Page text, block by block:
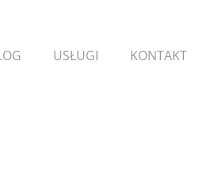
USŁUGI KONTAKT